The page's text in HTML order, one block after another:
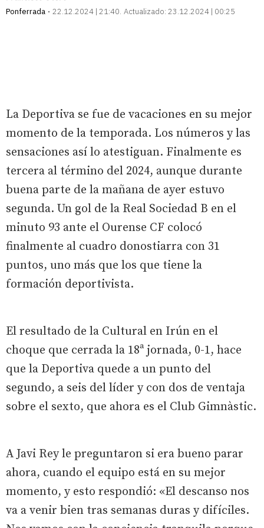
Ponferrada
22.12.2024 | 21:40 Actualizado: 23.12.2024 | 00:25
La Deportiva se fue de vacaciones en su mejor
momento de la temporada. Los números y las
sensaciones así lo atestiguan. Finalmente es
tercera al término del 2024, aunque durante
buena parte de la mañana de ayer estuvo
segunda. Un gol de la Real Sociedad B en el
minuto 93 ante el Ourense CF colocó
finalmente al cuadro donostiarra con 31
puntos, uno más que los que tiene la
formación deportivista.
El resultado de la Cultural en Irún en el
choque que cerrada la 18ª jornada, 0-1, hace
que la Deportiva quede a un punto del
segundo, a seis del líder y con dos de ventaja
sobre el sexto, que ahora es el Club Gimnàstic.
A Javi Rey le preguntaron si era bueno parar
ahora, cuando el equipo está en su mejor
momento, y esto respondió: «El descanso nos
va a venir bien tras semanas duras y difíciles.